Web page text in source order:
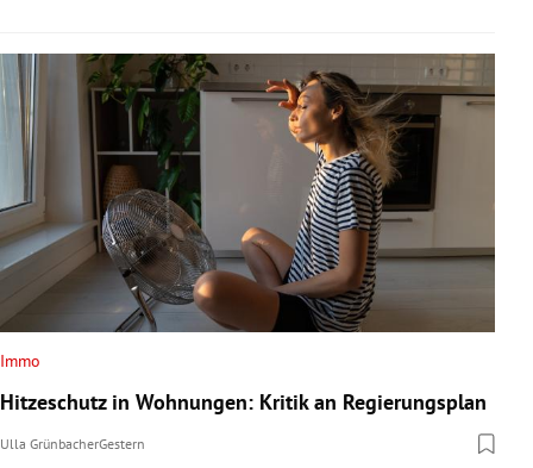
Untermenü
Untermenü
Immo
Hitzeschutz in Wohnungen: Kritik an Regierungsplan
Ulla GrünbacherGestern